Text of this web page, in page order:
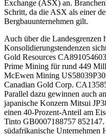
Exchange (ASX) an.
Schritt, da die ASX als einer
Bergbauunternehmen gilt.
Auch über die Landesgrenzen
Konsolidierungstendenzen
Gold Resources
Prime Mining für rund 449
McEwen Mining
Canadian Gold Corp.
Parallel dazu gewinnen auch
japanische Konzern Mitsui
einen 40-Prozent-Anteil am
Tinto GB0007188757 852147
südafrikanische Unternehmen